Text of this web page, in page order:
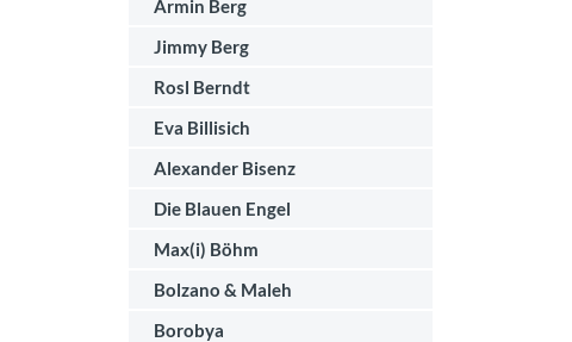
Armin Berg
Jimmy Berg
Rosl Berndt
Eva Billisich
Alexander Bisenz
Die Blauen Engel
Max(i) Böhm
Bolzano & Maleh
Borobya